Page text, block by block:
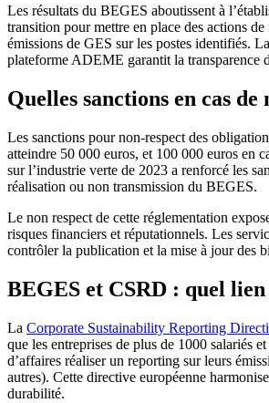
Les résultats du BEGES aboutissent à
transition pour mettre en place des actions de
émissions de GES sur les postes identifiés.
plateforme ADEME garantit la transparence
Quelles sanctions en cas de
Les sanctions pour non-respect des
atteindre 50 000 euros, et 100 000 euros en
sur l’industrie verte de 2023 a renforcé les
réalisation ou non transmission du BEGES.
Le non respect de cette réglementation
risques financiers et réputationnels. Les
contrôler la publication et la mise à jour des
BEGES et CSRD : quel lien
La Corporate Sustainability Reporting
que les entreprises de plus de 1000 salariés
d’affaires réaliser un reporting sur leurs
autres). Cette directive européenne
durabilité.